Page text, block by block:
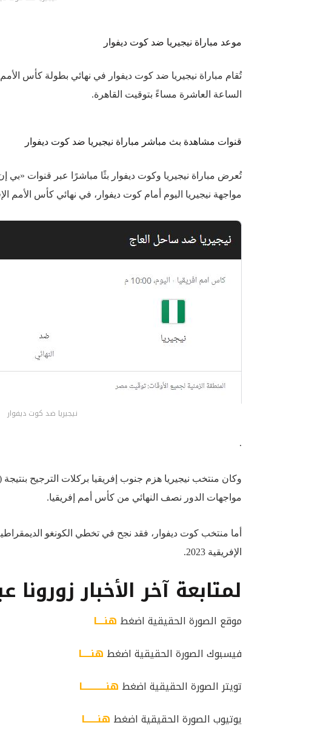
موعد مباراة نيجيريا ضد كوت ديفوار
الساعة العاشرة مساءً بتوقيت القاهرة.
قنوات مشاهدة بث مباشر مباراة نيجيريا ضد كوت ديفوار
مواجهة نيجيريا اليوم أمام كوت ديفوار، في نهائي كأس الأمم
نيجيريا ضد كوت ديفوار
.
مواجهات الدور نصف النهائي من كأس أمم إفريقيا.
الإفريقية 2023
.
لمتابعة آخر الأخبار زورونا
موقع الصورة الحقيقية اضغط هنــــا
فيسبوك الصورة الحقيقية اضغط هنـــــا
تويتر الصورة الحقيقية اضغط هنـــــــــــــا
يوتيوب الصورة الحقيقية اضغط هنـــــــا